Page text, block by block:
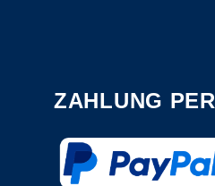
ZAHLUNG PER